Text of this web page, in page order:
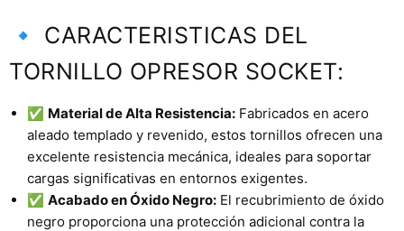
🔹 CARACTERISTICAS DEL
TORNILLO OPRESOR SOCKET:
✅ Material de Alta Resistencia: Fabricados en acero
aleado templado y revenido, estos tornillos ofrecen una
excelente resistencia mecánica, ideales para soportar
cargas significativas en entornos exigentes.
✅ Acabado en Óxido Negro: El recubrimiento de óxido
negro proporciona una protección adicional contra la